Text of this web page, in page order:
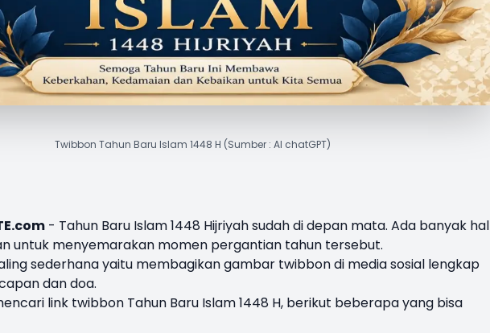
Twibbon Tahun Baru Islam 1448 H (Sumber : AI chatGPT)
- Tahun Baru Islam 1448 Hijriyah sudah di depan mata. Ada banyak hal
untuk menyemarakan momen pergantian tahun tersebut.
sederhana yaitu membagikan gambar twibbon di media sosial lengkap
dan doa.
link twibbon Tahun Baru Islam 1448 H, berikut beberapa yang bisa